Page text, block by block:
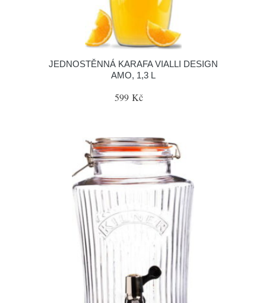
JEDNOSTĚNNÁ KARAFA VIALLI DESIGN
AMO, 1,3 L
599 Kč